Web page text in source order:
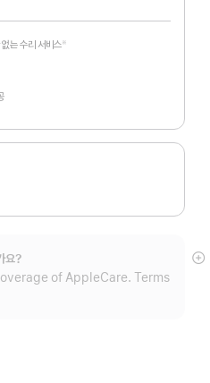
는 수리 서비스※
요?
of AppleCare. Terms
자